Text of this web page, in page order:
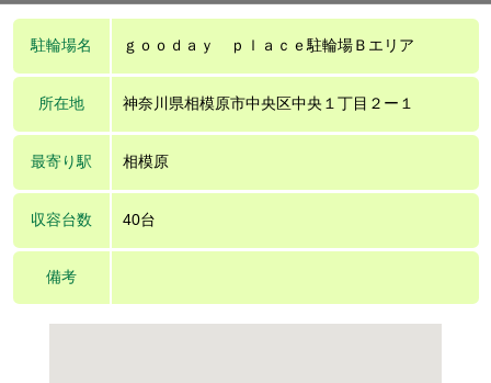
駐輪場名 ｇｏｏｄａｙ ｐｌａｃｅ駐輪場Ｂエリア
所在地 神奈川県相模原市中央区中央１丁目２ー１
最寄り駅 相模原
収容台数 40台
備考